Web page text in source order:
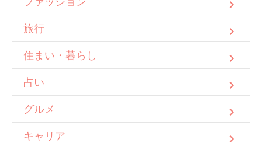
旅行
住まい・暮らし
占い
グルメ
キャリア